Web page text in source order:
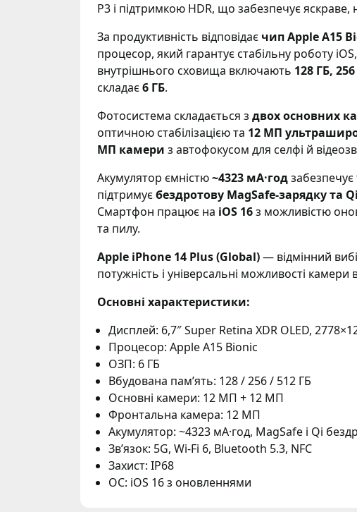
P3 і підтримкою HDR, що забезпечує
За продуктивність відповідає чип Apple A15
процесор, який гарантує стабільну роботу
внутрішнього сховища включають 128 ГБ,
складає6 ГБ.
Фотосистема складається з двох основних
оптичною стабілізацією та 12 МП
МП камери з автофокусом для селфі й
Акумулятор ємністю~4323 мА·год
підтримуєбездротову MagSafe-зарядку та Qi
Смартфон працює на iOS 16з можливістю
та пилу.
Apple iPhone 14 Plus (Global)— відмінний
потужність і універсальні можливості
Основні характеристики:
Дисплей: 6,7″ Super Retina XDR OLED,
Процесор: Apple A15 Bionic
ОЗП: 6 ГБ
Вбудована памʼять: 128 / 256 / 512 ГБ
Основні камери: 12 МП + 12 МП
Фронтальна камера: 12 МП
Акумулятор: ~4323 мА·год, MagSafe і Qi
Звʼязок: 5G, Wi-Fi 6, Bluetooth 5.3, NFC
Захист: IP68
ОС: iOS 16 з оновленнями